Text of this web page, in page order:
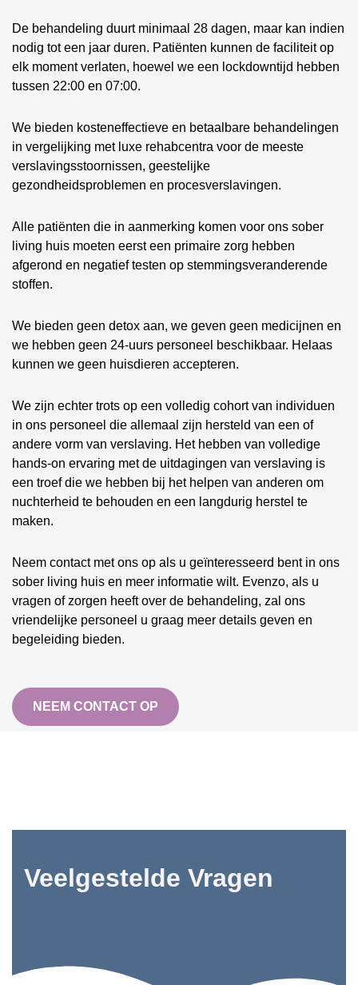
De behandeling duurt minimaal 28 dagen, maar kan indien
nodig tot een jaar duren. Patiënten kunnen de faciliteit op
elk moment verlaten, hoewel we een lockdowntijd hebben
tussen 22:00 en 07:00.
We bieden kosteneffectieve en betaalbare behandelingen
in vergelijking met luxe rehabcentra voor de meeste
verslavingsstoornissen, geestelijke
gezondheidsproblemen en procesverslavingen.
Alle patiënten die in aanmerking komen voor ons sober
living huis moeten eerst een primaire zorg hebben
afgerond en negatief testen op stemmingsveranderende
stoffen.
We bieden geen detox aan, we geven geen medicijnen en
we hebben geen 24-uurs personeel beschikbaar. Helaas
kunnen we geen huisdieren accepteren.
We zijn echter trots op een volledig cohort van individuen
in ons personeel die allemaal zijn hersteld van een of
andere vorm van verslaving. Het hebben van volledige
hands-on ervaring met de uitdagingen van verslaving is
een troef die we hebben bij het helpen van anderen om
nuchterheid te behouden en een langdurig herstel te
maken.
Neem contact met ons op als u geïnteresseerd bent in ons
sober living huis en meer informatie wilt. Evenzo, als u
vragen of zorgen heeft over de behandeling, zal ons
vriendelijke personeel u graag meer details geven en
begeleiding bieden.
NEEM CONTACT OP
Veelgestelde Vragen